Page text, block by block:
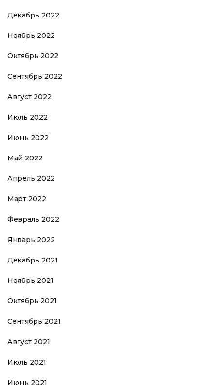
Декабрь 2022
Ноябрь 2022
Октябрь 2022
Сентябрь 2022
Август 2022
Июль 2022
Июнь 2022
Май 2022
Апрель 2022
Март 2022
Февраль 2022
Январь 2022
Декабрь 2021
Ноябрь 2021
Октябрь 2021
Сентябрь 2021
Август 2021
Июль 2021
Июнь 2021